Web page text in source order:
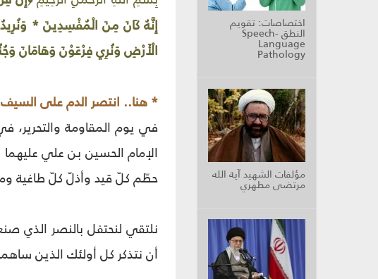
اختصاصات: تقويم
النطق Speech-
Language
Pathology
مؤلفات الشهيد آية الله
مرتضى مطهري
إِنَّهُ كَانَ مِنَ الْمُفْسِدِينَ *
الْأَرْضِ وَنُرِي فِرْعَوْنَ وَهَامَانَ
* هنا.. انتصر الدم على السيف
في يوم المقاومة والتحرير،
الإمام الحسين بن علي
حطّم كلّ قيد وأذلّ كلّ طاغية
نلتقي لنحتفل بالنصر الذي
أن نتذكر كل أولئك الذين